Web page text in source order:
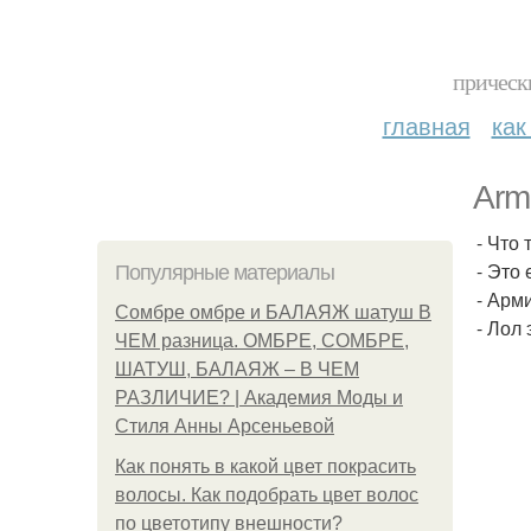
главная
Популярные материалы
Сомбре омбре и БАЛАЯЖ шатуш В
ЧЕМ разница. ОМБРЕ, СОМБРЕ,
ШАТУШ, БАЛАЯЖ – В ЧЕМ
РАЗЛИЧИЕ? | Академия Моды и
Стиля Анны Арсеньевой
Как понять в какой цвет покрасить
волосы. Как подобрать цвет волос
по цветотипу внешности?
- Что
- Это
-
- Лол